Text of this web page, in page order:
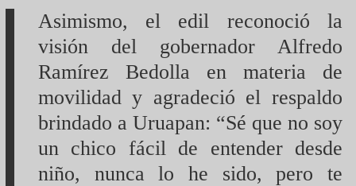
Asimismo, el edil reconoció la
visión del gobernador Alfredo
Ramírez Bedolla en materia de
movilidad y agradeció el respaldo
brindado a Uruapan: “Sé que no soy
un chico fácil de entender desde
niño, nunca lo he sido, pero te